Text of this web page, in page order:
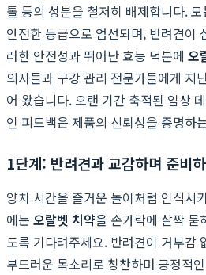
톨 등의 성분을 철저히 배제합니다.
안전한 등급으로 엄선되며, 반려견이
러한 안전성과 뛰어난 효능 덕분에 오
의사들과 구강 관리 전문가들에게 지
어 왔습니다. 오랜 기간 축적된 임상
인 피드백은 제품의 신뢰성을 증명하
1단계: 반려견과 교감하며 준비
양치 시간을 즐거운 놀이처럼 인식시
에는 오랄벳 치약을 손가락에 살짝 묻
도록 기다려주세요. 반려견이 거부감
부드러운 목소리로 칭찬하며 긍정적